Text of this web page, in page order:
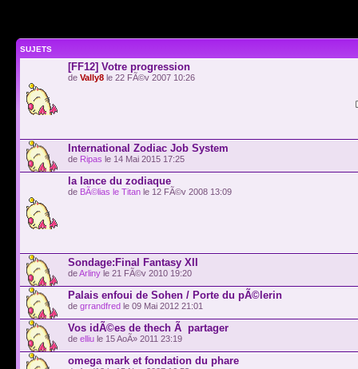
SUJETS
[FF12] Votre progression
de Vally8 le 22 FÃ©v 2007 10:26
International Zodiac Job System
de Ripas le 14 Mai 2015 17:25
la lance du zodiaque
de BÃ©lias le Titan le 12 FÃ©v 2008 13:09
Sondage:Final Fantasy XII
deArliny le 21 FÃ©v 2010 19:20
Palais enfoui de Sohen / Porte du pÃ©lerin
de grrandfred le 09 Mai 2012 21:01
Vos idÃ©es de thech Ã partager
de elliu le 15 AoÃ» 2011 23:19
omega mark et fondation du phare